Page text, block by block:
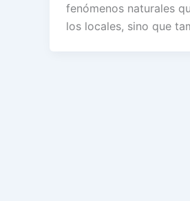
fenómenos naturales
los locales, sino que